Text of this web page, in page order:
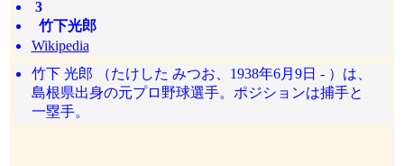
3
竹下光郎
Wikipedia
竹下 光郎 （たけした みつお、1938年6月9日 - ）は、
島根県出身の元プロ野球選手。ポジションは捕手と
一塁手。